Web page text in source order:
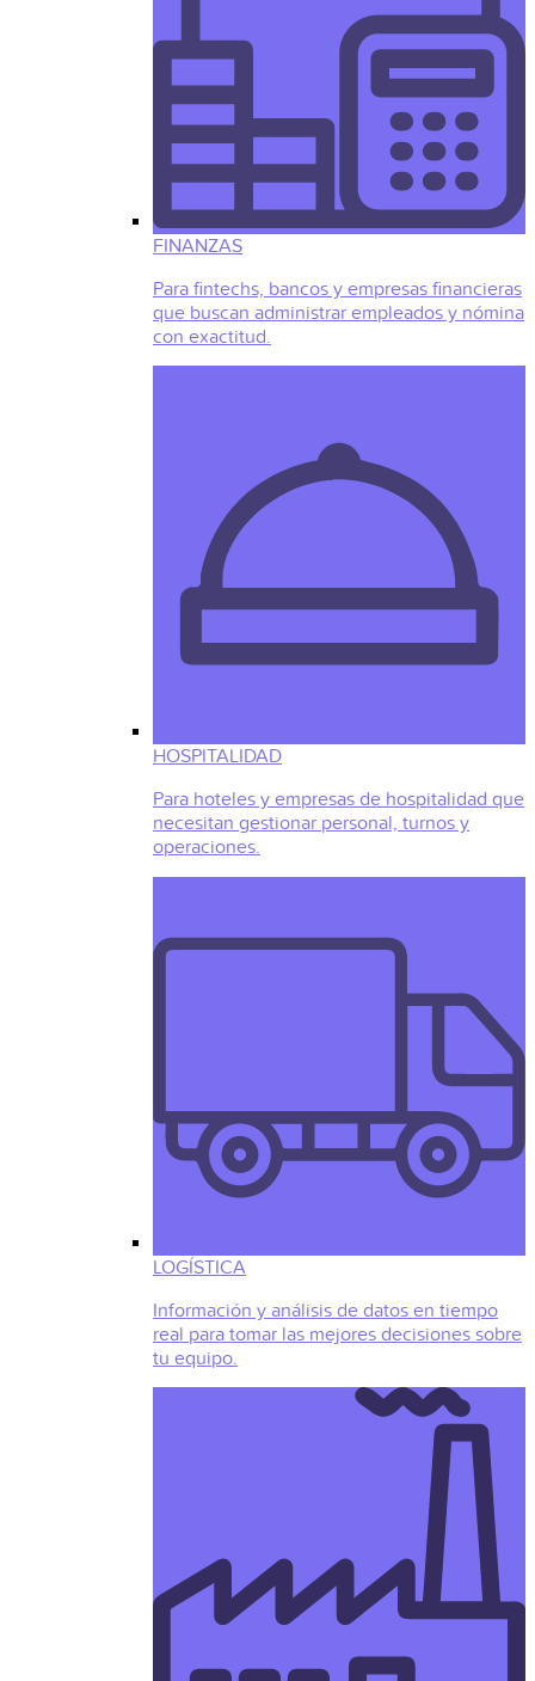
FINANZAS
Para fintechs, bancos y empresas financieras
que buscan administrar empleados y nómina
con exactitud.
HOSPITALIDAD
Para hoteles y empresas de hospitalidad que
necesitan gestionar personal, turnos y
operaciones.
LOGÍSTICA
Información y análisis de datos en tiempo
real para tomar las mejores decisiones sobre
tu equipo.